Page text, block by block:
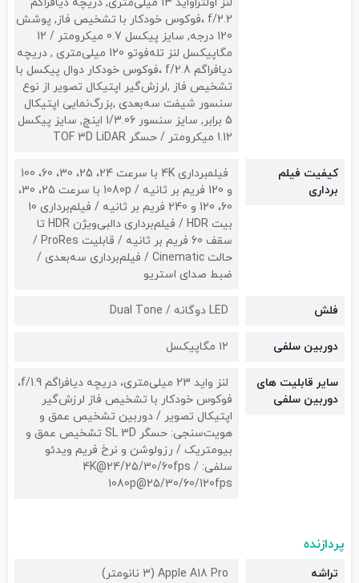
f/2.2 ،فوکوس خودکار با تشخیص فاز, پوشش
120 درجه, سایز پیکسل 0.7 میکرومتر / 12
مگاپیکسل لنز تله‌فوتو 120 میلی‌متری , دریچه
دیافراگم f/2.8 ،فوکوس خودکار دوال پیکسل با
تشخیص فاز ,لرزش‌گیر اپتیکال تصویر از نوع
سنسور شیفت سه‌بعدی ,بزرگ‌نمایی اپتیکال
5 برابر, سایز سنسور 1/3.06 اینچ, سایز پیکسل
1.12 میکرومتر / حسگر TOF 3D LiDAR
کیفیت فیلم
برداری
فیلمبرداری 4K با سرعت 24، 25، 30، 60، 100
و 120 فریم بر ثانیه / 1080p با سرعت 25، 30،
60، 120 و 240 فریم بر ثانیه / فیلم‌برداری 10
بیت HDR / فیلم‌برداری دالبی‌ویژن HDR تا
سقف 60 فریم بر ثانیه / قابلیت ProRes /
حالت Cinematic / فیلم‌برداری سه‌بعدی /
ضبط صدای استریو
فلش LED دوگانه / Dual Tone
دوربین سلفی ۱۲ مگاپیکسل
سایر قابلیت های
دوربین سلفی
لنز واید 23 میلی‌متری، دریچه دیافراگم f/1.9،
فوکوس خودکار با تشخیص فاز لرزش‌گیر
اپتیکال تصویر / دوربین تشخیص عمق و
هویت‌سنجی: حسگر SL 3D تشخیص عمق و
بیومتریک / رزولوشن و نرخ فریم ویدئو
سلفی: 4K@24/25/30/60fps /
1080p@25/30/60/120fps
پردازنده
تراشه Apple A18 Pro (3 نانومتر)